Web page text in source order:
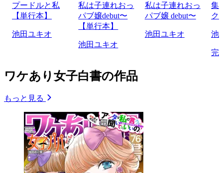
プードルと私
【単行本】
池田ユキオ
私は子連れおっ
パブ嬢debut〜
【単行本】
池田ユキオ
私は子連れおっ
パブ嬢 debut〜
池田ユキオ
集
ク
池
完
ワケあり女子白書の作品
もっと見る